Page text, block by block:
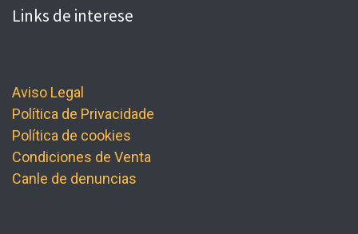
Links de interese
Aviso Legal
Política de Privacidade
Política de cookies
Condiciones de Venta
Canle de denuncias